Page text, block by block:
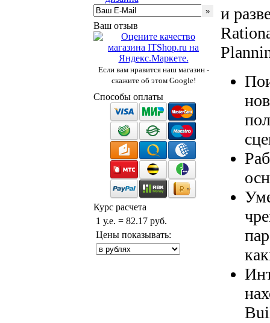
Ваш отзыв
Если вам нравится наш магазин -
скажите об этом Google!
Способы оплаты
Курс расчета
1 у.е. = 82.17 руб.
Цены показывать:
и